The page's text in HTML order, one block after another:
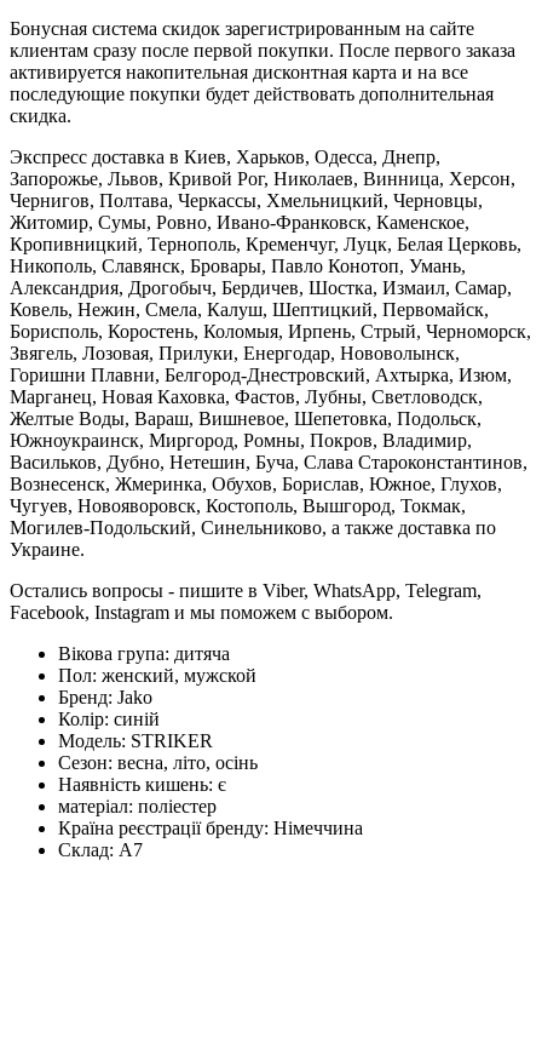
Бонусная система скидок зарегистрированным на сайте
клиентам сразу после первой покупки. После первого заказа
активируется накопительная дисконтная карта и на все
последующие покупки будет действовать дополнительная
скидка.
Экспресс доставка в Киев, Харьков, Одесса, Днепр,
Запорожье, Львов, Кривой Рог, Николаев, Винница, Херсон,
Чернигов, Полтава, Черкассы, Хмельницкий, Черновцы,
Житомир, Сумы, Ровно, Ивано-Франковск, Каменское,
Кропивницкий, Тернополь, Кременчуг, Луцк, Белая Церковь,
Никополь, Славянск, Бровары, Павло Конотоп, Умань,
Александрия, Дрогобыч, Бердичев, Шостка, Измаил, Самар,
Ковель, Нежин, Смела, Калуш, Шептицкий, Первомайск,
Борисполь, Коростень, Коломыя, Ирпень, Стрый, Черноморск,
Звягель, Лозовая, Прилуки, Енергодар, Нововолынск,
Горишни Плавни, Белгород-Днестровский, Ахтырка, Изюм,
Марганец, Новая Каховка, Фастов, Лубны, Светловодск,
Желтые Воды, Вараш, Вишневое, Шепетовка, Подольск,
Южноукраинск, Миргород, Ромны, Покров, Владимир,
Васильков, Дубно, Нетешин, Буча, Слава Староконстантинов,
Вознесенск, Жмеринка, Обухов, Борислав, Южное, Глухов,
Чугуев, Новояворовск, Костополь, Вышгород, Токмак,
Могилев-Подольский, Синельниково, а также доставка по
Украине.
Остались вопросы - пишите в Viber, WhatsApp, Telegram,
Facebook, Instagram и мы поможем с выбором.
Вікова група: дитяча
Пол: женский, мужской
Бренд: Jako
Колір: синій
Модель: STRIKER
Сезон: весна, літо, осінь
Наявність кишень: є
матеріал: поліестер
Країна реєстрації бренду: Німеччина
Склад: А7